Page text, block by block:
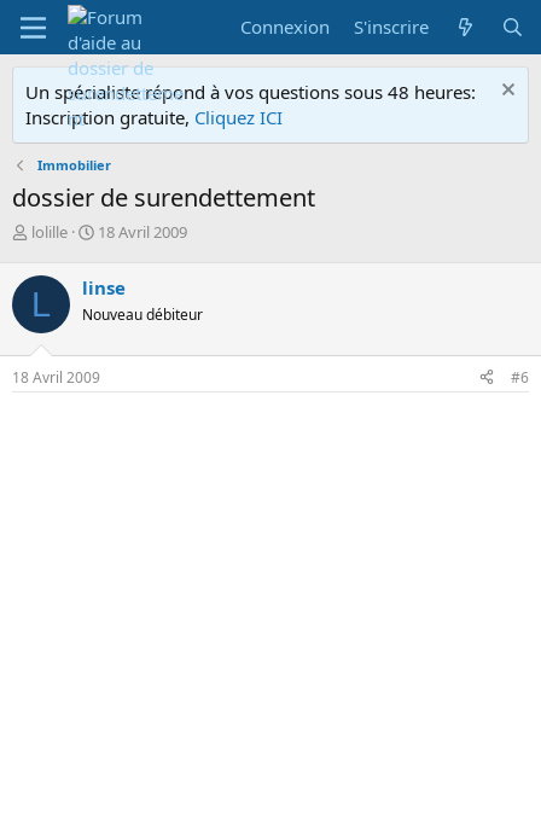
Connexion S'inscrire
Un spécialiste répond à vos questions sous 48 heures:
Inscription gratuite, Cliquez ICI
Immobilier
dossier de surendettement
A
t
e
u
r
d
e
lolille
D
e
d
d
é
18 Avril 2009
L linse
Nouveau débiteur
18 Avril 2009 #6